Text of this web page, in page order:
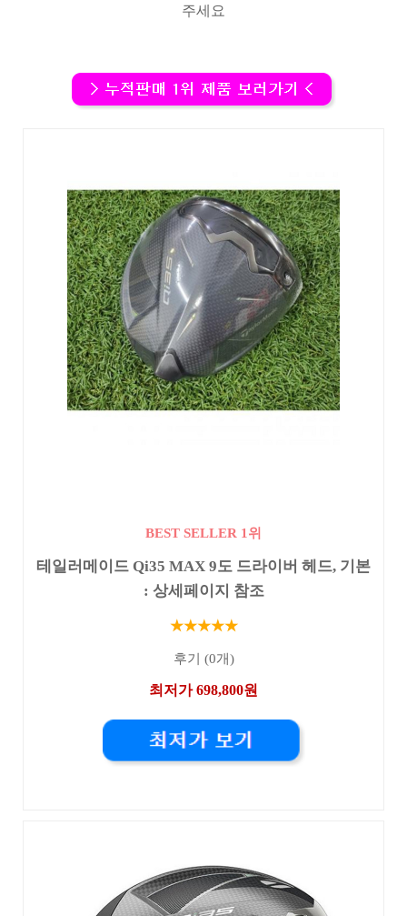
주세요
BEST SELLER 1위
테일러메이드 Qi35 MAX 9도 드라이버 헤드, 기본
: 상세페이지 참조
★★★★★
후기 (0개)
최저가 698,800원